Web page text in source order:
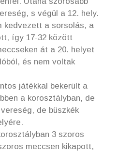
s végül a 12. hely.
kedvezett a sorsolás, a
így 17-32 között
át a 20. helyet
és nem voltak
játékkal bekerült a
a korosztályban, de
de büszkék
3 szoros
meccsen kikapott,